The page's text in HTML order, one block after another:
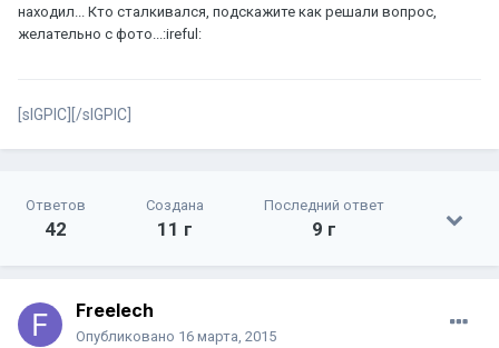
находил... Кто сталкивался, подскажите как решали вопрос,
желательно с фото...:ireful:
[sIGPIC][/sIGPIC]
Ответов
42
Создана
11 г
Последний ответ
9 г
Freelech
Опубликовано 16 марта, 2015